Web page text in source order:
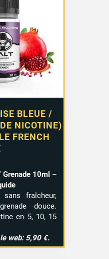
BLEUE /
NICOTINE)
FRENCH
Grenade 10ml –
fraîcheur,
douce.
en 5, 10, 15
web: 5,90 €.